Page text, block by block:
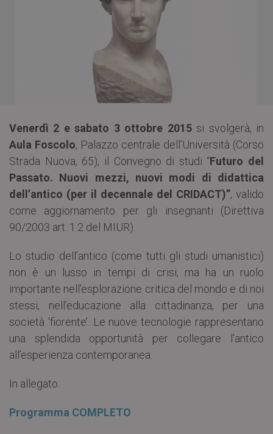
Venerdì 2 e sabato 3 ottobre 2015si svolgerà, in
Aula Foscolo, Palazzo centrale dell’Università (Corso
Strada Nuova, 65), il Convegno di studi “Futuro del
Passato. Nuovi mezzi, nuovi modi di didattica
dell’antico (per il decennale del CRIDACT)”, valido
come aggiornamento per gli insegnanti (Direttiva
90/2003 art. 1.2 del MIUR).
Lo studio dell’antico (come tutti gli studi umanistici)
non è un lusso in tempi di crisi, ma ha un ruolo
importante nell’esplorazione critica del mondo e di noi
stessi, nell’educazione alla cittadinanza, per una
società ‘fiorente’. Le nuove tecnologie rappresentano
una splendida opportunità per collegare l’antico
all’esperienza contemporanea.
In allegato:
Programma COMPLETO